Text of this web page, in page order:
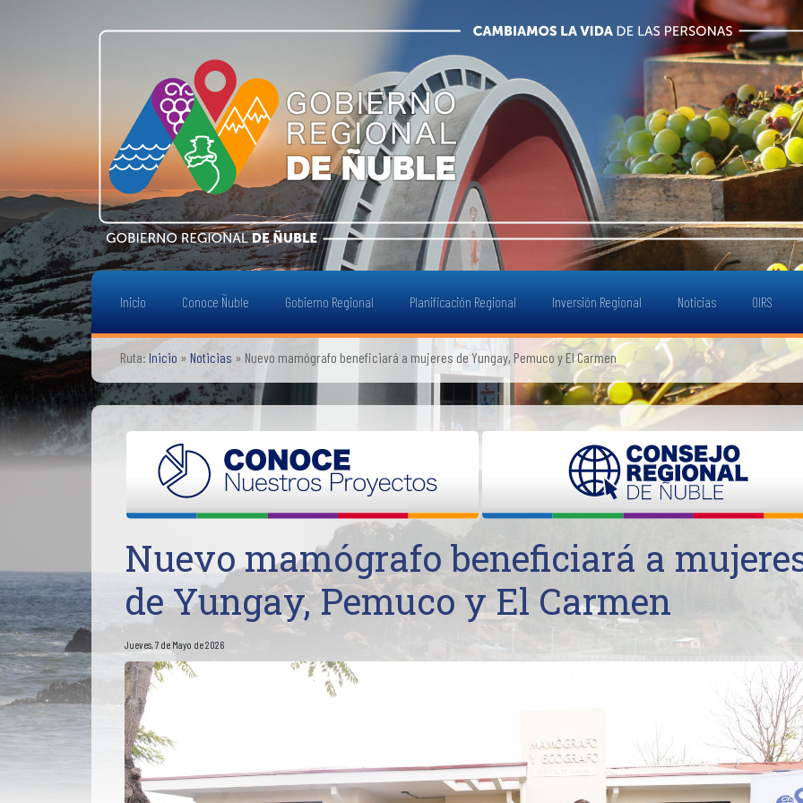
Inicio Conoce Ñuble Gobierno Regional Planificación Regional Inversión Regional Noticias OIRS
Ruta: Inicio » Noticias » Nuevo mamógrafo beneficiará a mujeres de Yungay, Pemuco y El Carmen
Nuevo mamógrafo beneficiará a
de Yungay, Pemuco y El Carmen
Jueves, 7 de Mayo de 2026